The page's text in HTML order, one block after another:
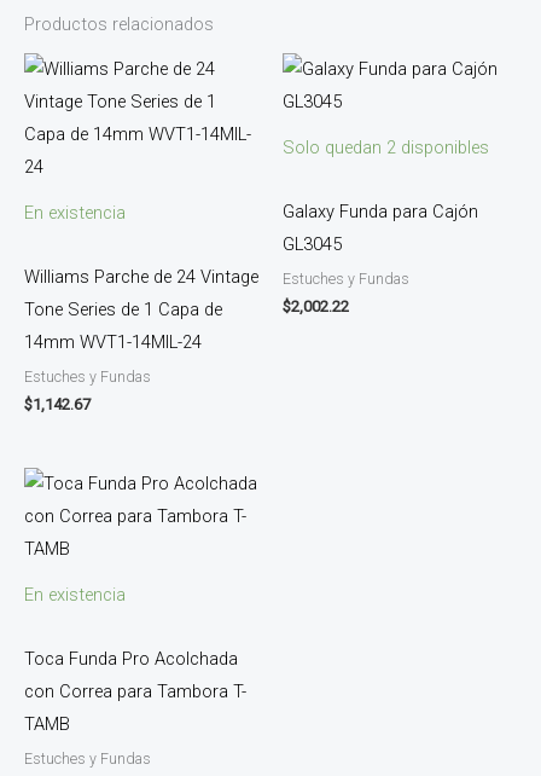
Productos relacionados
En existencia
Williams Parche de 24 Vintage
Tone Series de 1 Capa de
14mm WVT1-14MIL-24
Estuches y Fundas
$1,142.67
Solo quedan 2 disponibles
Galaxy Funda para Cajón
GL3045
Estuches y Fundas
$2,002.22
En existencia
Toca Funda Pro Acolchada
con Correa para Tambora T-
TAMB
Estuches y Fundas